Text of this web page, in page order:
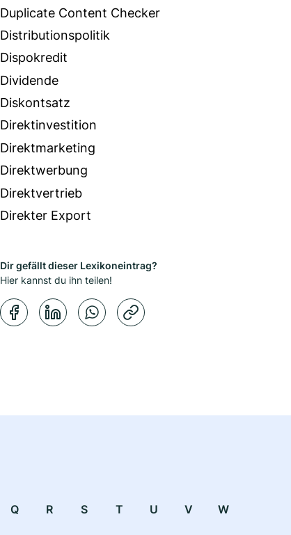
Duplicate Content Checker
Distributionspolitik
Dispokredit
Dividende
Diskontsatz
Direktinvestition
Direktmarketing
Direktwerbung
Direktvertrieb
Direkter Export
Dir gefällt dieser Lexikoneintrag?
Hier kannst du ihn teilen!
Q R S T U V W